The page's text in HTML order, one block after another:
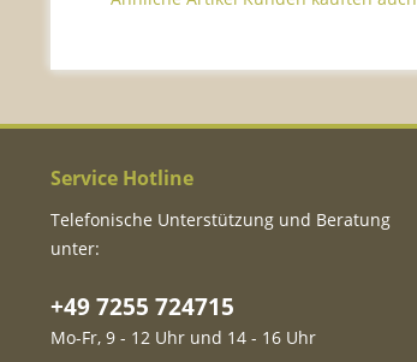
Service Hotline
Telefonische Unterstützung und Beratung
unter:
+49 7255 724715
Mo-Fr, 9 - 12 Uhr und 14 - 16 Uhr